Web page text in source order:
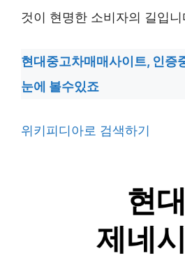
것이 현명한 소비자의 길입니
현대중고차매매사이트, 인증
눈에 볼수있죠
위키피디아로 검색하기